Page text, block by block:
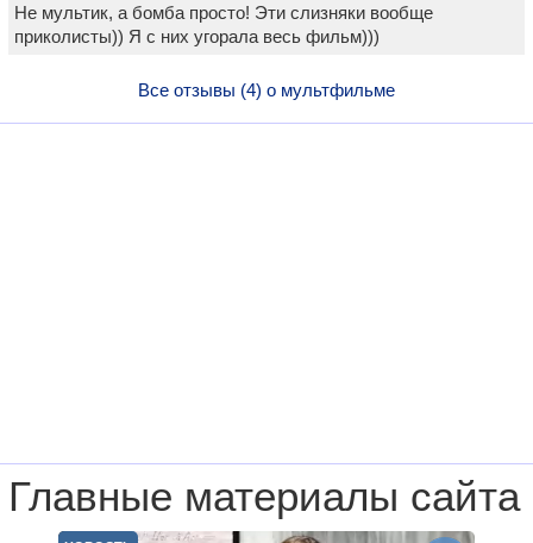
Не мультик, а бомба просто! Эти слизняки вообще
приколисты)) Я с них угорала весь фильм)))
Все отзывы (4) о мультфильме
Главные материалы сайта